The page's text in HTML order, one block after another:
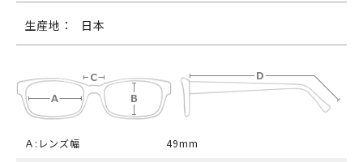
生産地： 日本
Ａ:レンズ幅 49mm